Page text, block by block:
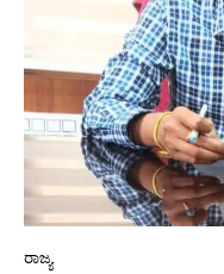
ರಾಜ್ಯ